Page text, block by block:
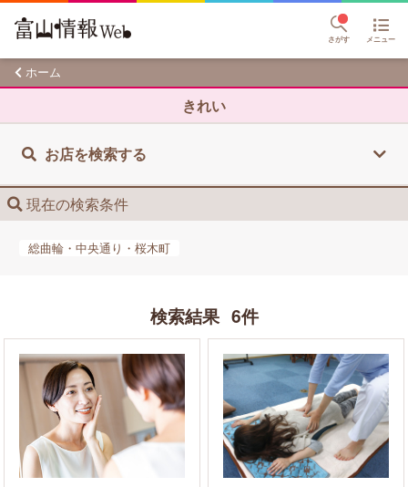
さがす メニュー
ホーム
きれい
お店を検索する
現在の検索条件
総曲輪・中央通り・桜木町
検索結果 6件